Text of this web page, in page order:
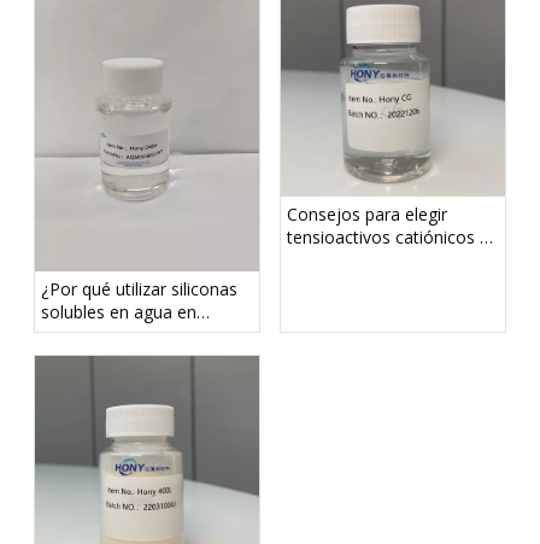
¿Por qué utilizar siliconas
solubles en agua en
formulaciones de cuidado
personal?
Consejos para elegir
tensioactivos catiónicos en